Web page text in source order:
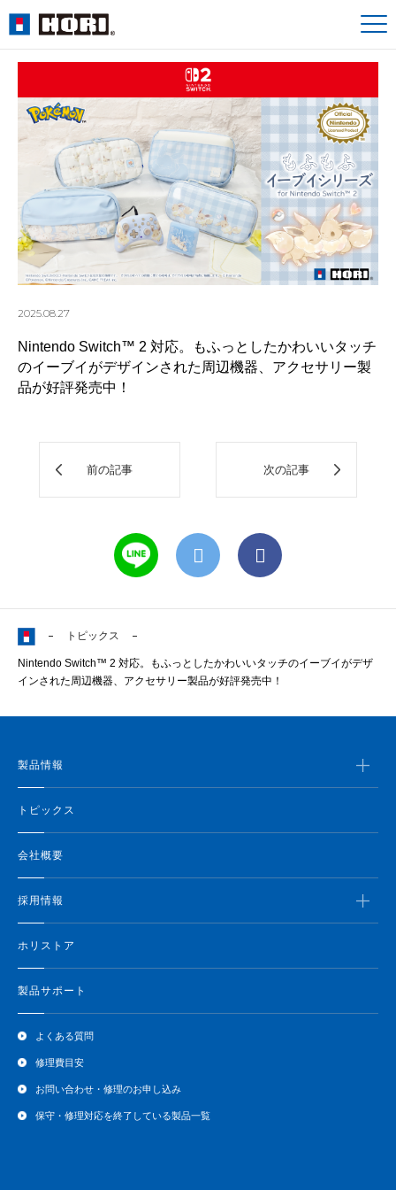
2025.08.27
Nintendo Switch™ 2 対応。もふっとしたかわいいタッチ
のイーブイがデザインされた周辺機器、アクセサリー製
品が好評発売中！
前の記事 次の記事
トピックス
Nintendo Switch™ 2 対応。もふっとしたかわいいタッチのイーブイがデザ
インされた周辺機器、アクセサリー製品が好評発売中！
製品情報
トピックス
会社概要
採用情報
ホリストア
製品サポート
よくある質問
修理費目安
お問い合わせ・修理のお申し込み
保守・修理対応を終了している製品一覧